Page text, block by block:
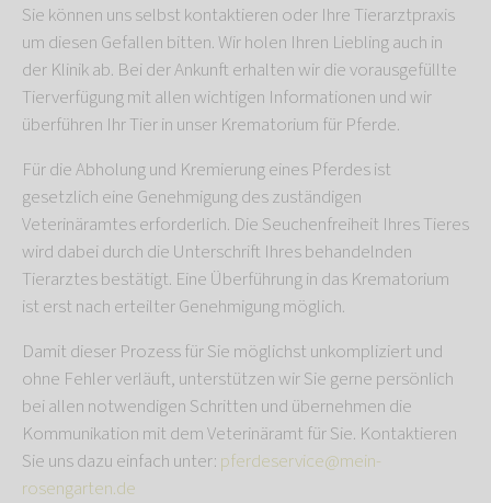
Sie können uns selbst kontaktieren oder Ihre Tierarztpraxis
um diesen Gefallen bitten. Wir holen Ihren Liebling auch in
der Klinik ab. Bei der Ankunft erhalten wir die vorausgefüllte
Tierverfügung mit allen wichtigen Informationen und wir
überführen Ihr Tier in unser Krematorium für Pferde.
Für die Abholung und Kremierung eines Pferdes ist
gesetzlich eine Genehmigung des zuständigen
Veterinäramtes erforderlich. Die Seuchenfreiheit Ihres Tieres
wird dabei durch die Unterschrift Ihres behandelnden
Tierarztes bestätigt. Eine Überführung in das Krematorium
ist erst nach erteilter Genehmigung möglich.
Damit dieser Prozess für Sie möglichst unkompliziert und
ohne Fehler verläuft, unterstützen wir Sie gerne persönlich
bei allen notwendigen Schritten und übernehmen die
Kommunikation mit dem Veterinäramt für Sie. Kontaktieren
Sie uns dazu einfach unter: pferdeservice@mein-
rosengarten.de